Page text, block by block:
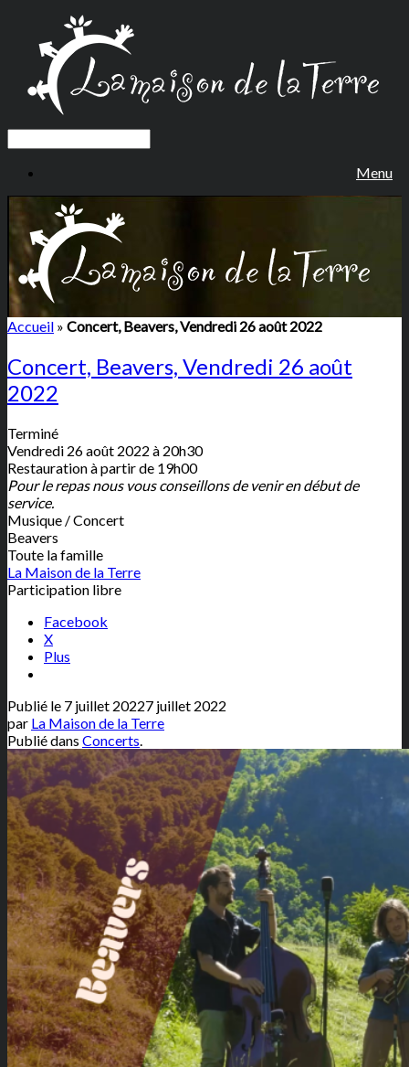
Menu
Accueil » Concert, Beavers, Vendredi 26 août 2022
Concert, Beavers, Vendredi 26 août
2022
Terminé
Vendredi 26 août 2022 à 20h30
Restauration à partir de 19h00
Pour le repas nous vous conseillons de venir en début de
service.
Musique / Concert
Beavers
Toute la famille
La Maison de la Terre
Participation libre
Facebook
X
Plus
Publié le 7 juillet 20227 juillet 2022
par La Maison de la Terre
Publié dans Concerts.